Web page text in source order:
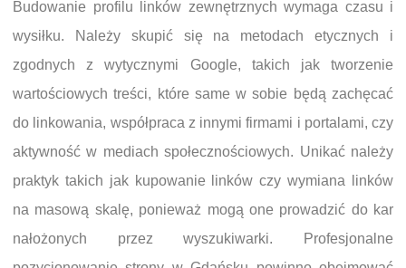
Budowanie profilu linków zewnętrznych wymaga czasu i
wysiłku. Należy skupić się na metodach etycznych i
zgodnych z wytycznymi Google, takich jak tworzenie
wartościowych treści, które same w sobie będą zachęcać
do linkowania, współpraca z innymi firmami i portalami, czy
aktywność w mediach społecznościowych. Unikać należy
praktyk takich jak kupowanie linków czy wymiana linków
na masową skalę, ponieważ mogą one prowadzić do kar
nałożonych przez wyszukiwarki. Profesjonalne